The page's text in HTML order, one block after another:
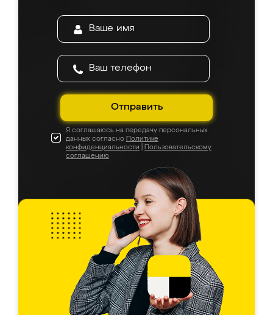
Отправить
Я соглашаюсь на передачу персональных
данных согласно Политике
конфиденциальности
Пользовательскому
соглашению